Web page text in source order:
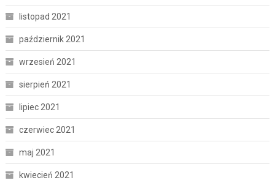
listopad 2021
październik 2021
wrzesień 2021
sierpień 2021
lipiec 2021
czerwiec 2021
maj 2021
kwiecień 2021